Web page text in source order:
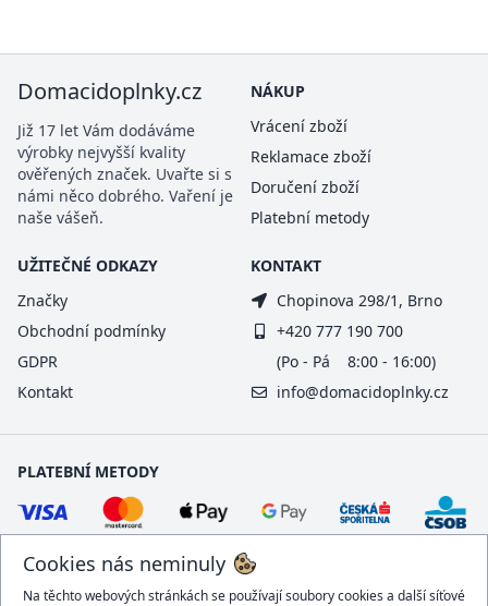
Cookies nás neminuly
Na těchto webových stránkách se používají soubory cookies a další síťové
Domacidoplnky.cz
Již 17 let Vám dodáváme
výrobky nejvyšší kvality
ověřených značek. Uvařte si s
námi něco dobrého. Vaření je
naše vášeň.
NÁKUP
Vrácení zboží
Reklamace zboží
Doručení zboží
Platební metody
UŽITEČNÉ ODKAZY
Značky
Obchodní podmínky
GDPR
Kontakt
KONTAKT
Chopinova 298/1, Brno
+420 777 190 700
(Po - Pá 8:00 - 16:00)
info@domacidoplnky.cz
PLATEBNÍ METODY